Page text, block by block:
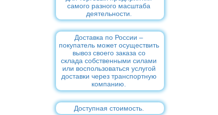
самого разного масштаба
деятельности.
Доставка по России –
покупатель может осуществить
вывоз своего заказа со
склада собственными силами
или воспользоваться услугой
доставки через транспортную
компанию.
Доступная стоимость.